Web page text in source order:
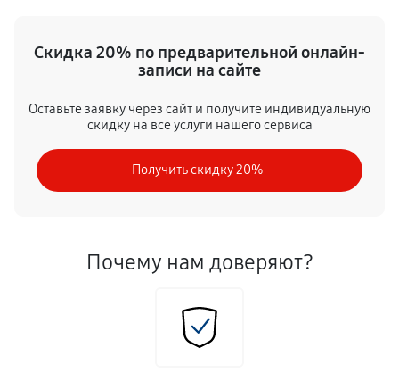
Скидка 20% по предварительной онлайн-
записи на сайте
Оставьте заявку через сайт и получите индивидуальную
скидку на все услуги нашего сервиса
Получить скидку 20%
Почему нам доверяют?